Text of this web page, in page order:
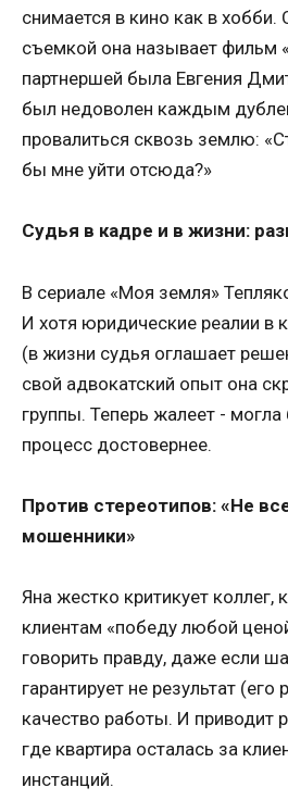
снимается в кино как в
съемкой она называет фильм
партнершей была Евгения
был недоволен каждым
провалиться сквозь землю:
бы мне уйти отсюда?»
Судья в кадре и в жизни:
В сериале «Моя земля»
И хотя юридические реалии в
(в жизни судья оглашает
свой адвокатский опыт она
группы. Теперь жалеет -
процесс достовернее.
Против стереотипов: «Не
мошенники»
Яна жестко критикует
клиентам «победу любой
говорить правду, даже если
гарантирует не результат
качество работы. И приводит
где квартира осталась за
инстанций.